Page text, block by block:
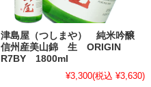
津島屋（つしまや） 純米吟醸
信州産美山錦 生 ORIGIN
R7BY 1800ml
¥3,300(税込 ¥3,630)